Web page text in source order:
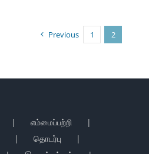
Previous 1 2
எம்மைப்பற்றி
தொடர்பு